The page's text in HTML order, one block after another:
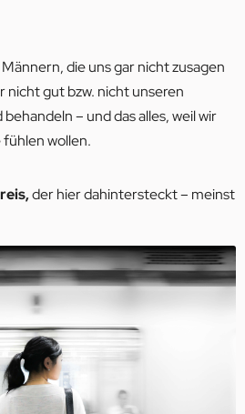
die uns gar nicht zusagen
nicht gut bzw. nicht unseren
– und das alles, weil wir
wollen.
der hier dahintersteckt – meinst